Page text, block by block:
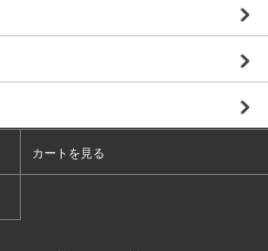
カートを見る